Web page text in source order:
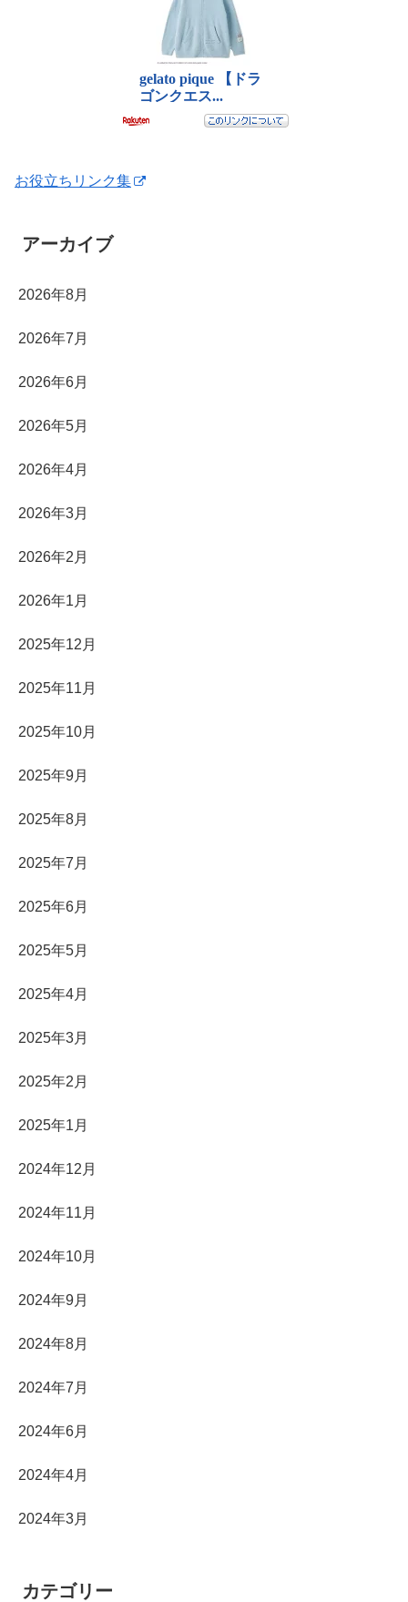
お役立ちリンク集
アーカイブ
2026年8月
2026年7月
2026年6月
2026年5月
2026年4月
2026年3月
2026年2月
2026年1月
2025年12月
2025年11月
2025年10月
2025年9月
2025年8月
2025年7月
2025年6月
2025年5月
2025年4月
2025年3月
2025年2月
2025年1月
2024年12月
2024年11月
2024年10月
2024年9月
2024年8月
2024年7月
2024年6月
2024年4月
2024年3月
カテゴリー